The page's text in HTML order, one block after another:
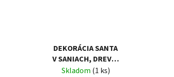
DEKORÁCIA SANTA
V SANIACH, DREVO,
19X15 CM
Skladom (1 ks)